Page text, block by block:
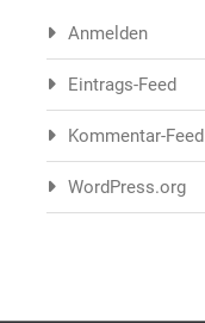
Anmelden
Eintrags-Feed
Kommentar-Feed
WordPress.org